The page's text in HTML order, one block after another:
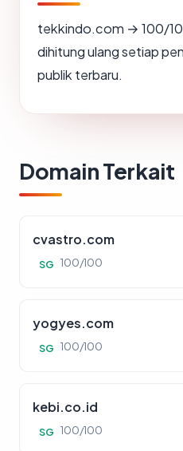
tekkindo.com → 100/
dihitung ulang setiap
publik terbaru.
Domain Terkait
cvastro.com
SG 100/100
yogyes.com
SG 100/100
kebi.co.id
SG 100/100